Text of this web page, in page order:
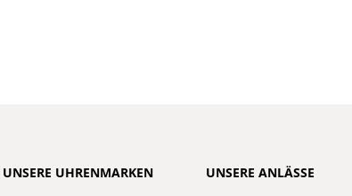
UNSERE UHRENMARKEN
UNSERE ANLÄSSE